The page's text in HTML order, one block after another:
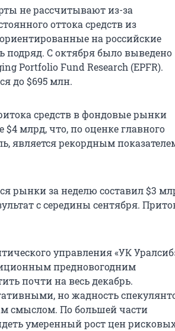
не рассчитывают из-за
оттока средств из
на российские
подряд. С октября было выведено
Portfolio Fund Research (EPFR).
до $695 млн.
средств в фондовые рынки
млрд, что, по оценке главного
является рекордным
рынки за неделю составил $3
с середины сентября.
управления «УК
предновогодним
почти на весь декабрь.
но жадность
смыслом. По большей части
умеренный рост цен